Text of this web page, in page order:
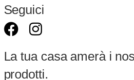
Seguici
La tua casa amerà i
prodotti.